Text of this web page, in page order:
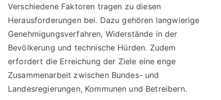
Verschiedene Faktoren tragen zu diesen
Herausforderungen bei. Dazu gehören langwierige
Genehmigungsverfahren, Widerstände in der
Bevölkerung und technische Hürden. Zudem
erfordert die Erreichung der Ziele eine enge
Zusammenarbeit zwischen Bundes- und
Landesregierungen, Kommunen und Betreibern.